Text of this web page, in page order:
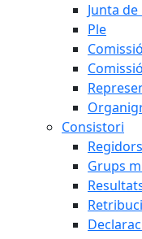
Junta
Ple
Consistori
Grups